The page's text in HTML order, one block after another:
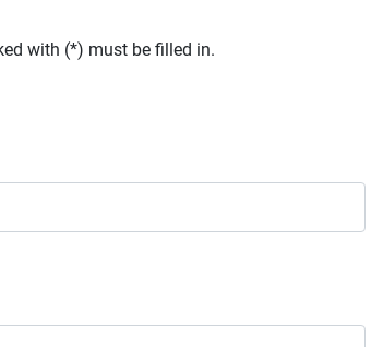
with (*) must be filled in.